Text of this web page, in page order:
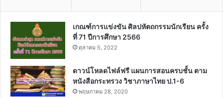
เกณฑ์การแข่งขัน ศิลปหัตถกรรมนักเรียน ครั้ง
ที่ 71 ปีการศึกษา 2566
ตุลาคม 5, 2022
ดาวน์โหลดไฟล์ฟรี แผนการสอนครบชั้น ตาม
หนังสือกระทรวง วิชาภาษาไทย ป.1-6
พฤษภาคม 28, 2020